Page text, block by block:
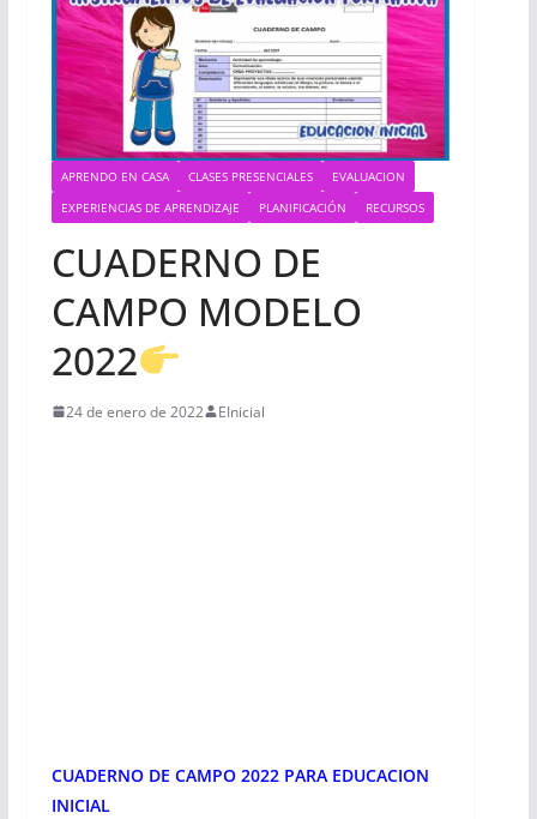
APRENDO EN CASA CLASES PRESENCIALES
EVALUACION
EXPERIENCIAS DE APRENDIZAJE
PLANIFICACIÓN RECURSOS
CUADERNO DE
CAMPO MODELO
2022
24 de enero de 2022 EInicial
CUADERNO DE CAMPO 2022 PARA EDUCACION
INICIAL